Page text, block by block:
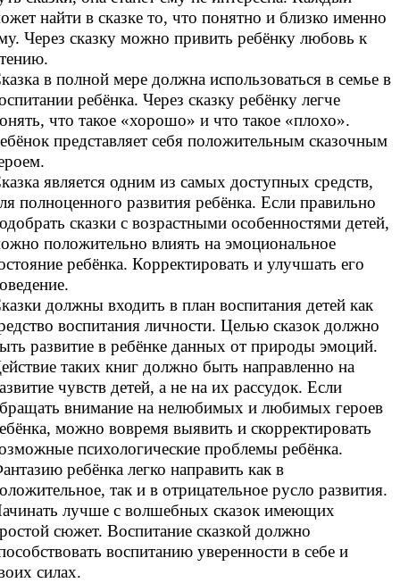
найти в сказке то, что понятно и близко именно
Через сказку можно привить ребёнку любовь к
в полной мере должна использоваться в семье в
ребёнка. Через сказку ребёнку легче
что такое «хорошо» и что такое «плохо».
представляет себя положительным сказочным
является одним из самых доступных средств,
полноценного развития ребёнка. Если правильно
сказки с возрастными особенностями детей,
положительно влиять на эмоциональное
ребёнка. Корректировать и улучшать его
должны входить в план воспитания детей как
воспитания личности. Целью сказок должно
развитие в ребёнке данных от природы эмоций.
таких книг должно быть направленно на
чувств детей, а не на их рассудок. Если
внимание на нелюбимых и любимых героев
можно вовремя выявить и скорректировать
психологические проблемы ребёнка.
ребёнка легко направить как в
так и в отрицательное русло развития.
лучше с волшебных сказок имеющих
сюжет. Воспитание сказкой должно
воспитанию уверенности в себе и
силах.